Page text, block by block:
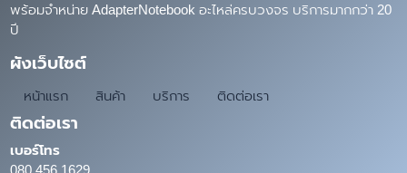
พร้อมจำหน่าย AdapterNotebook อะไหล่ครบวงจร บริการมากกว่า 20
ปี
ผังเว็บไซต์
หน้าแรก สินค้า บริการ ติดต่อเรา
ติดต่อเรา
เบอร์โทร
080 456 1629